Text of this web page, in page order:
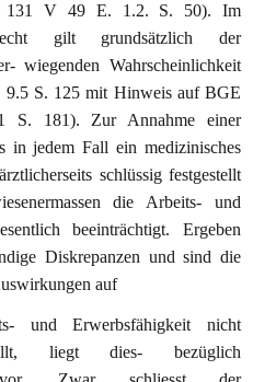
V 49 E. 1.2. S. 50). Im
gilt grundsätzlich der
wiegenden Wahrscheinlichkeit
S. 125 mit Hinweis auf BGE
181). Zur Annahme einer
in jedem Fall ein medizinisches
schlüssig festgestellt
die Arbeits- und
beeinträchtigt. Ergeben
Diskrepanzen und sind die
auf
Erwerbsfähigkeit nicht
liegt dies- bezüglich